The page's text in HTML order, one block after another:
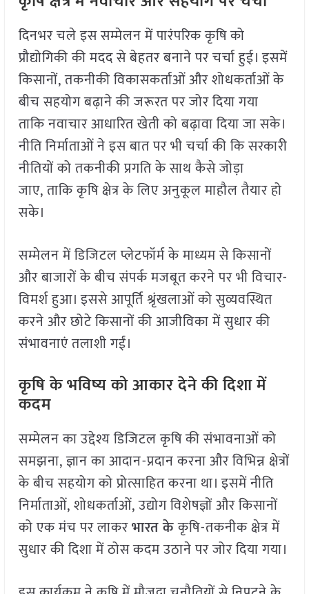
दिनभर चले इस सम्मेलन में पारंपरिक कृषि को
प्रौद्योगिकी की मदद से बेहतर बनाने पर चर्चा हुई। इसमें
किसानों, तकनीकी विकासकर्ताओं और शोधकर्ताओं के
बीच सहयोग बढ़ाने की जरूरत पर जोर दिया गया
ताकि नवाचार आधारित खेती को बढ़ावा दिया जा सके।
नीति निर्माताओं ने इस बात पर भी चर्चा की कि सरकारी
नीतियों को तकनीकी प्रगति के साथ कैसे जोड़ा
जाए, ताकि कृषि क्षेत्र के लिए अनुकूल माहौल तैयार हो
सके।
सम्मेलन में डिजिटल प्लेटफॉर्म के माध्यम से किसानों
और बाजारों के बीच संपर्क मजबूत करने पर भी विचार-
विमर्श हुआ। इससे आपूर्ति श्रृंखलाओं को सुव्यवस्थित
करने और छोटे किसानों की आजीविका में सुधार की
संभावनाएं तलाशी गईं।
कृषि के भविष्य को आकार देने की दिशा में
कदम
सम्मेलन का उद्देश्य डिजिटल कृषि की संभावनाओं को
समझना, ज्ञान का आदान-प्रदान करना और विभिन्न क्षेत्रों
के बीच सहयोग को प्रोत्साहित करना था। इसमें नीति
निर्माताओं, शोधकर्ताओं, उद्योग विशेषज्ञों और किसानों
को एक मंच पर लाकरभारत केकृषि-तकनीक क्षेत्र में
सुधार की दिशा में ठोस कदम उठाने पर जोर दिया गया।